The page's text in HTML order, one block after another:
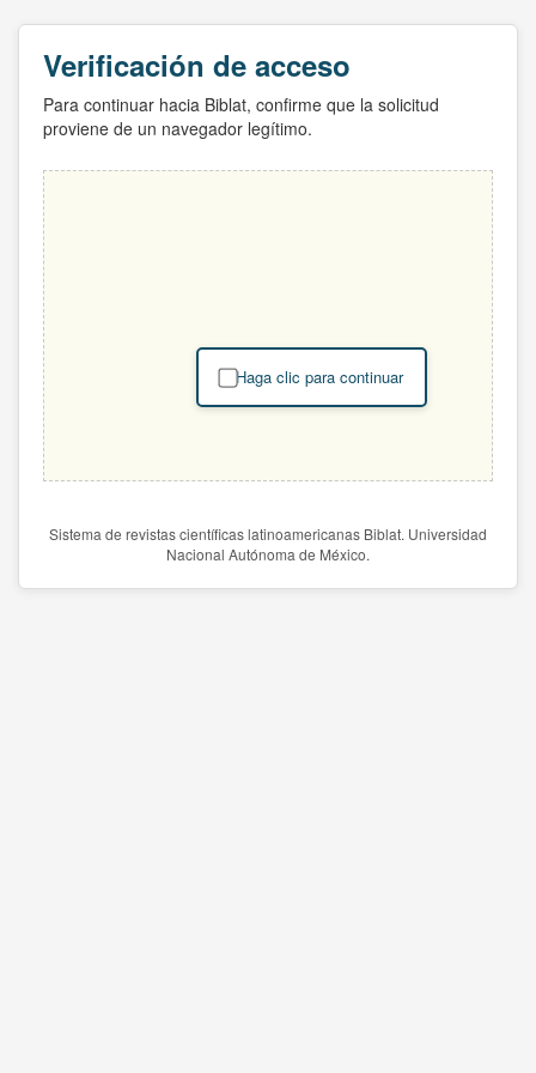
Verificación de acceso
Para continuar hacia Biblat, confirme que la solicitud
proviene de un navegador legítimo.
Haga clic para continuar
Sistema de revistas científicas latinoamericanas Biblat. Universidad
Nacional Autónoma de México.